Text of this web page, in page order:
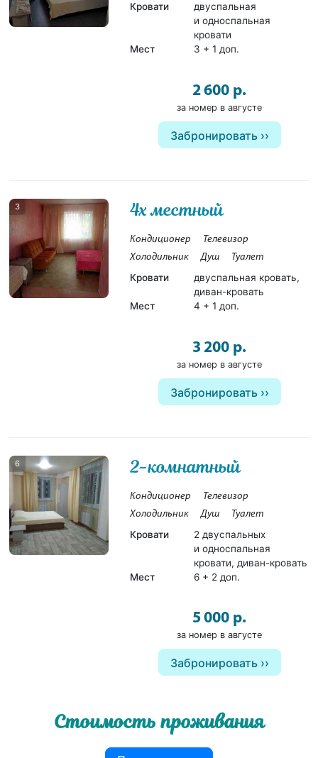
Кровати
двуспальная
и односпальная
кровати
Мест
3 + 1 доп.
2 600 р.
за номер в августе
Забронировать
3 4х местный
Кондиционер
Телевизор
Холодильник
Душ Туалет
Кровати
двуспальная кровать,
диван-кровать
Мест
4 + 1 доп.
3 200 р.
за номер в августе
Забронировать
6 2-комнатный
Кондиционер
Телевизор
Холодильник
Душ Туалет
Кровати
2 двуспальных
и односпальная
кровати, диван-кровать
Мест
6 + 2 доп.
5 000 р.
за номер в августе
Забронировать
Стоимость проживания